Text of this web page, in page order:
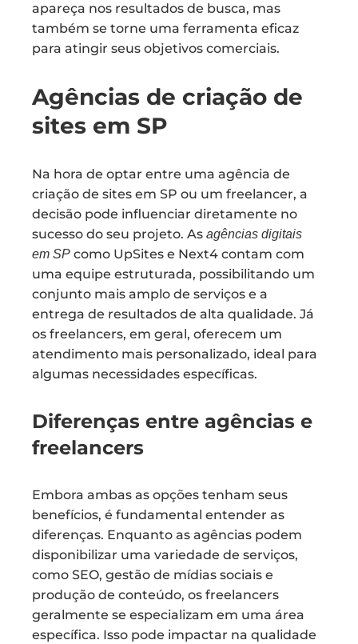
apareça nos resultados de busca, mas
também se torne uma ferramenta eficaz
para atingir seus objetivos comerciais.
Agências de criação de
sites em SP
Na hora de optar entre uma agência de
criação de sites em SP ou um freelancer, a
decisão pode influenciar diretamente no
sucesso do seu projeto. As agências digitais
em SP como UpSites e Next4 contam com
uma equipe estruturada, possibilitando um
conjunto mais amplo de serviços e a
entrega de resultados de alta qualidade. Já
os freelancers, em geral, oferecem um
atendimento mais personalizado, ideal para
algumas necessidades específicas.
Diferenças entre agências e
freelancers
Embora ambas as opções tenham seus
benefícios, é fundamental entender as
diferenças. Enquanto as agências podem
disponibilizar uma variedade de serviços,
como SEO, gestão de mídias sociais e
produção de conteúdo, os freelancers
geralmente se especializam em uma área
específica. Isso pode impactar na qualidade